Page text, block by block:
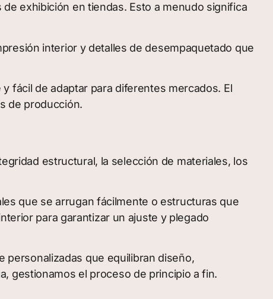
exhibición en tiendas. Esto a menudo significa
interior y detalles de desempaquetado que
fácil de adaptar para diferentes mercados. El
de producción.
estructural, la selección de materiales, los
que se arrugan fácilmente o estructuras que
para garantizar un ajuste y plegado
personalizadas que equilibran diseño,
gestionamos el proceso de principio a fin.